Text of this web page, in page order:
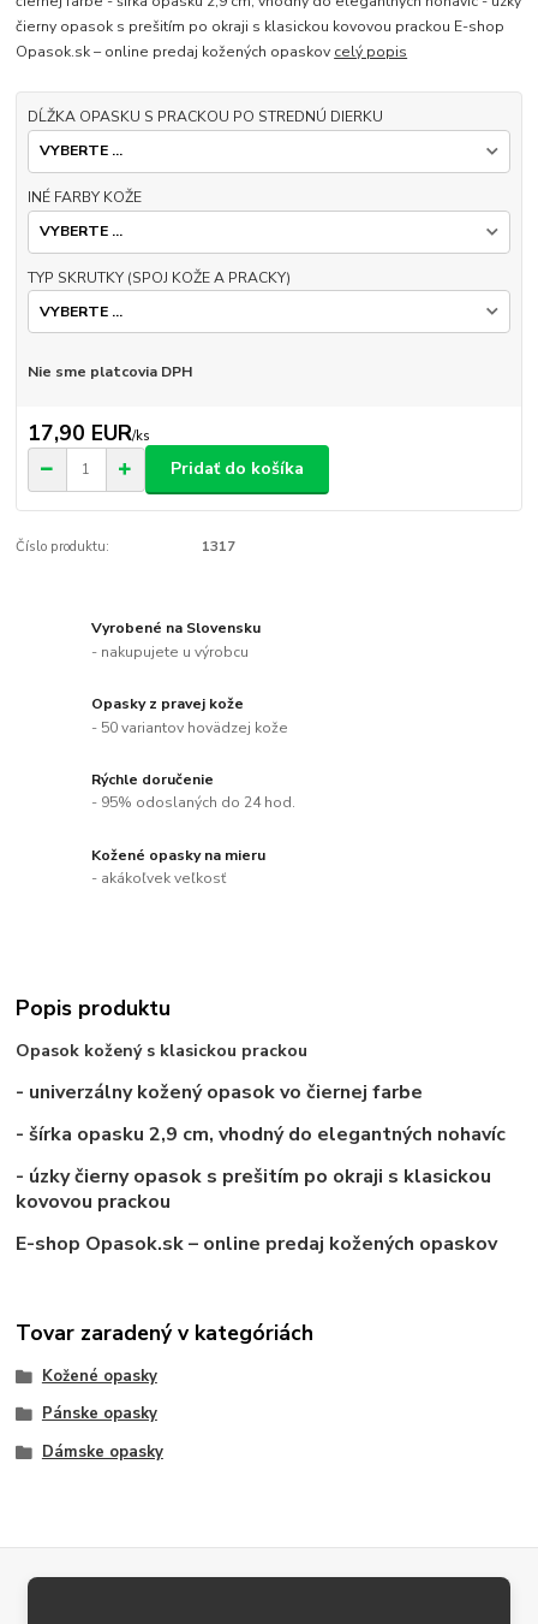
čierny opasok s prešitím po okraji s klasickou kovovou prackou E-shop
Opasok.sk – online predaj kožených opaskov celý popis
DĹŽKA OPASKU S PRACKOU PO STREDNÚ DIERKU
INÉ FARBY KOŽE
TYP SKRUTKY (SPOJ KOŽE A PRACKY)
Nie sme platcovia DPH
17,90 EUR/ks
Pridať do košíka
Číslo produktu: 1317
Vyrobené na Slovensku
- nakupujete u výrobcu
Opasky z pravej kože
- 50 variantov hovädzej kože
Rýchle doručenie
- 95% odoslaných do 24 hod.
Kožené opasky na mieru
- akákoľvek veľkosť
Popis produktu
Opasok kožený s klasickou prackou
- univerzálny kožený opasok vo čiernej farbe
- šírka opasku 2,9 cm, vhodný do elegantných nohavíc
- úzky čierny opasok s prešitím po okraji s klasickou
kovovou prackou
E-shop Opasok.sk – online predaj kožených opaskov
Tovar zaradený v kategóriách
Kožené opasky
Pánske opasky
Dámske opasky